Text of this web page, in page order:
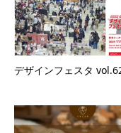
デザインフェスタ